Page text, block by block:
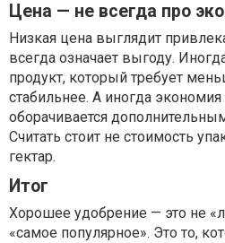
Цена — не всегда про
Низкая цена выглядит
всегда означает выгоду.
продукт, который требует
стабильнее. А иногда экономия
оборачивается
Считать стоит не стоимость
гектар.
Итог
Хорошее удобрение — это не
«самое популярное». Это то,